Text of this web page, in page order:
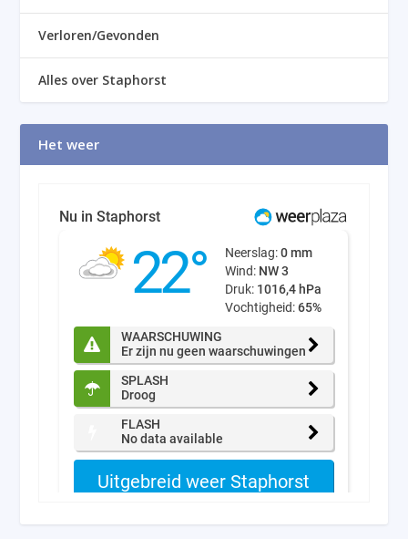
Verloren/Gevonden
Alles over Staphorst
Het weer